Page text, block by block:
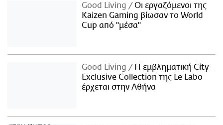
Good Living
Οι εργαζόμενοι της
Kaizen Gaming βίωσαν το World
Cup από "μέσα"
Good Living
Η εμβληματική City
Exclusive Collection της Le Labo
έρχεται στην Αθήνα